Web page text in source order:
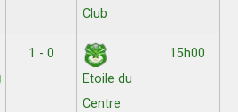
Club
1 - 0
Etoile du
Centre
15h00